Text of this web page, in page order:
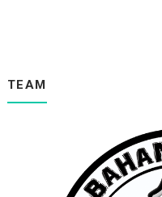
Ost Ijab Dan Qabul-
Keluarga Besar KAMI
Potret Raya 2013
Segmen: Follow &
Selamat Hari JAdi My
TEAM